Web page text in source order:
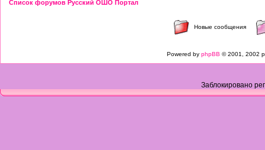
Список форумов Русский ОШО Портал
Новые сообщения
Powered by phpBB © 2001, 2002
Заблокировано